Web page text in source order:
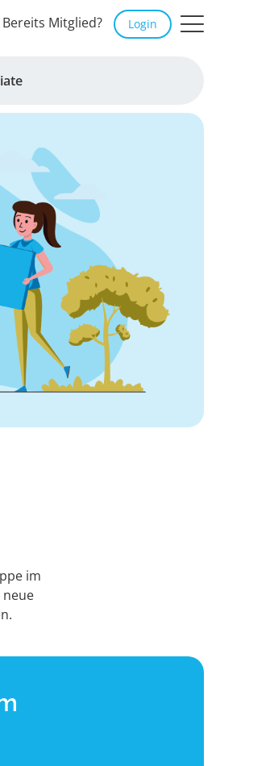
Bereits Mitglied? Login
im
neue